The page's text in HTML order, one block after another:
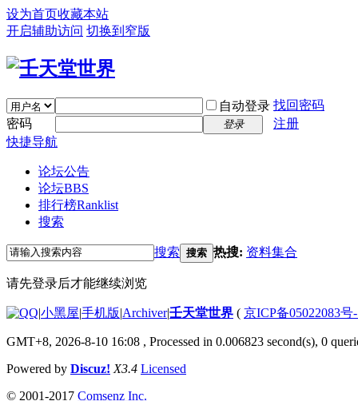
设为首页收藏本站
开启辅助访问 切换到窄版
自动登录 找回密码
密码
登录
注册
快捷导航
论坛公告
论坛BBS
排行榜Ranklist
搜索
搜索 搜索 热搜: 资料集合
请先登录后才能继续浏览
|小黑屋|手机版|Archiver|壬天堂世界 ( 京ICP备05022083号
GMT+8, 2026-8-10 16:08 , Processed in 0.006823 second(s), 0
Powered by Discuz! X3.4 Licensed
© 2001-2017 Comsenz Inc.